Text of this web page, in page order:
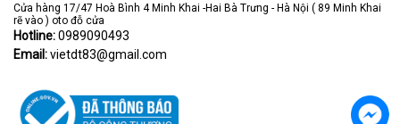
Cửa hàng 17/47 Hoà Bình 4 Minh Khai -Hai Bà Trưng - Hà Nội ( 89 Minh Khai
rẽ vào ) oto đỗ cửa
Hotline:0989090493
Email:vietdt83@gmail.com